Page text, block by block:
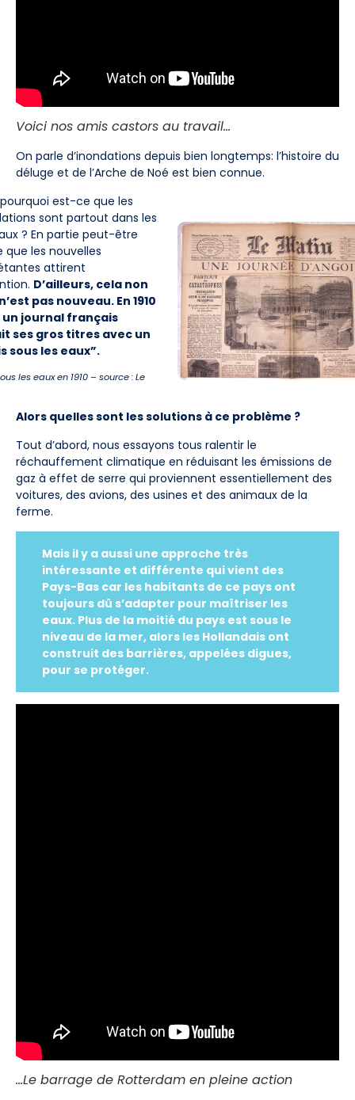
Voici nos amis castors au travail…
On parle d’inondations depuis bien longtemps: l’histoire du
déluge et de l’Arche de Noé est bien connue.
est-ce que les
sont partout dans les
? En partie peut-être
que les nouvelles
attirent
D’ailleurs, cela non
pas nouveau. En 1910
un journal français
ses gros titres avec un
sous les eaux”.
les eaux en 1910– source : Le
Alors quelles sont les solutions à ce problème ?
Tout d’abord, nous essayons tous ralentir le
réchauffement climatique en réduisant les émissions de
gaz à effet de serre qui proviennent essentiellement des
voitures, des avions, des usines et des animaux de la
ferme.
Mais il y a aussi une approche très
intéressante et différente qui vient des
Pays-Bas car les habitants de ce pays ont
toujours dû s’adapter pour maîtriser les
eaux. Plus de la moitié du pays est sous le
niveau de la mer, alors les Hollandais ont
construit des barrières, appelées digues,
pour se protéger.
…Le barrage de Rotterdam en pleine action